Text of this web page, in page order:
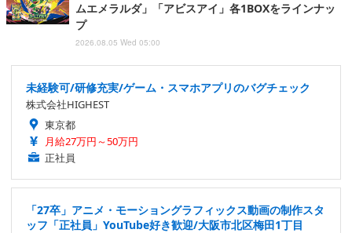
ムエメラルダ」「アビスアイ」各1BOXをラインナッ
プ
2026.08.05 Wed 05:00
未経験可/研修充実/ゲーム・スマホアプリのバグチェック
株式会社HIGHEST
東京都
月給27万円～50万円
正社員
「27卒」アニメ・モーショングラフィックス動画の制作スタ
ッフ「正社員」YouTube好き歓迎/大阪市北区梅田1丁目